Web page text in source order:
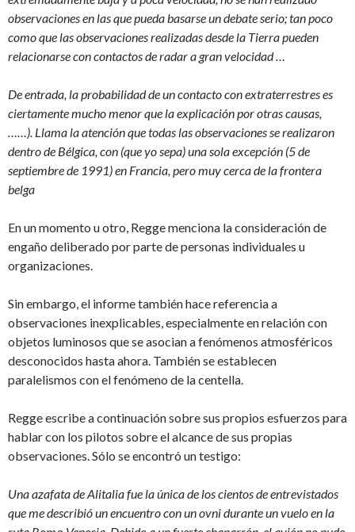
observaciones en las que pueda basarse un debate serio; tan poco
como que las observaciones realizadas desde la Tierra pueden
relacionarse con contactos de radar a gran velocidad …
De entrada, la probabilidad de un contacto con extraterrestres es
ciertamente mucho menor que la explicación por otras causas,
……). Llama la atención que todas las observaciones se realizaron
dentro de Bélgica, con (que yo sepa) una sola excepción (5 de
septiembre de 1991) en Francia, pero muy cerca de la frontera
belga
En un momento u otro, Regge menciona la consideración de
engaño deliberado por parte de personas individuales u
organizaciones.
Sin embargo, el informe también hace referencia a
observaciones inexplicables, especialmente en relación con
objetos luminosos que se asocian a fenómenos atmosféricos
desconocidos hasta ahora. También se establecen
paralelismos con el fenómeno de la centella.
Regge escribe a continuación sobre sus propios esfuerzos para
hablar con los pilotos sobre el alcance de sus propias
observaciones. Sólo se encontró un testigo:
Una azafata de Alitalia fue la única de los cientos de entrevistados
que me describió un encuentro con un ovni durante un vuelo en la